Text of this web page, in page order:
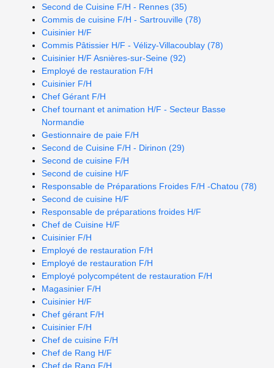
Second de Cuisine F/H - Rennes (35)
Commis de cuisine F/H - Sartrouville (78)
Cuisinier H/F
Commis Pâtissier H/F - Vélizy-Villacoublay (78)
Cuisinier H/F Asnières-sur-Seine (92)
Employé de restauration F/H
Cuisinier F/H
Chef Gérant F/H
Chef tournant et animation H/F - Secteur Basse
Normandie
Gestionnaire de paie F/H
Second de Cuisine F/H - Dirinon (29)
Second de cuisine F/H
Second de cuisine H/F
Responsable de Préparations Froides F/H -Chatou (78)
Second de cuisine H/F
Responsable de préparations froides H/F
Chef de Cuisine H/F
Cuisinier F/H
Employé de restauration F/H
Employé de restauration F/H
Employé polycompétent de restauration F/H
Magasinier F/H
Cuisinier H/F
Chef gérant F/H
Cuisinier F/H
Chef de cuisine F/H
Chef de Rang H/F
Chef de Rang F/H